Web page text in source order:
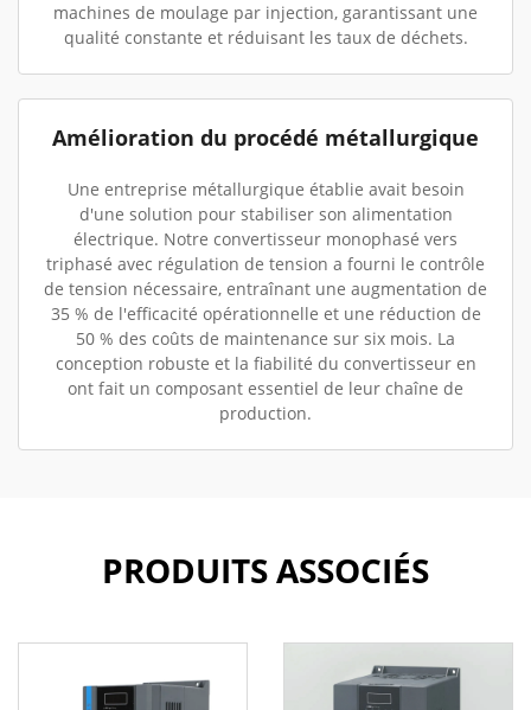
machines de moulage par injection, garantissant une
qualité constante et réduisant les taux de déchets.
Amélioration du procédé métallurgique
Une entreprise métallurgique établie avait besoin
d'une solution pour stabiliser son alimentation
électrique. Notre convertisseur monophasé vers
triphasé avec régulation de tension a fourni le contrôle
de tension nécessaire, entraînant une augmentation de
35 % de l'efficacité opérationnelle et une réduction de
50 % des coûts de maintenance sur six mois. La
conception robuste et la fiabilité du convertisseur en
ont fait un composant essentiel de leur chaîne de
production.
PRODUITS ASSOCIÉS